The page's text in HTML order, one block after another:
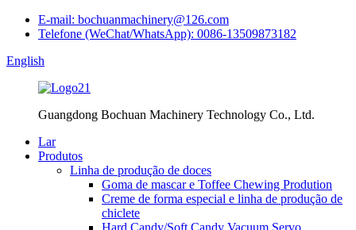
E-mail: bochuanmachinery@126.com
Telefone (WeChat/WhatsApp): 0086-13509873182
English
Guangdong Bochuan Machinery Technology Co., Ltd.
Lar
Produtos
Linha de produção de doces
Goma de mascar e Toffee Chewing Prodution
Creme de forma especial e linha de produção de
chiclete
Hard Candy/Soft Candy Vacuum Servo